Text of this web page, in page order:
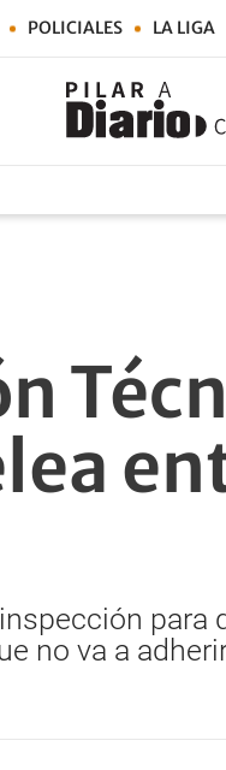
POLICIALES LA LIGA
para
no va a